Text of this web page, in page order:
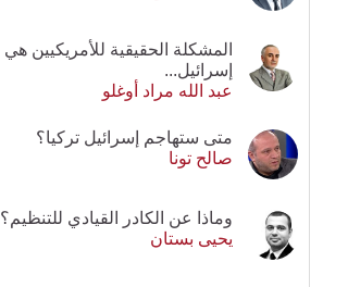
المشكلة الحقيقية للأمريكيين هي
إسرائيل...
عبد الله مراد أوغلو
متى ستهاجم إسرائيل تركيا؟
صالح تونا
وماذا عن الكادر القيادي للتنظيم؟
يحيى بستان